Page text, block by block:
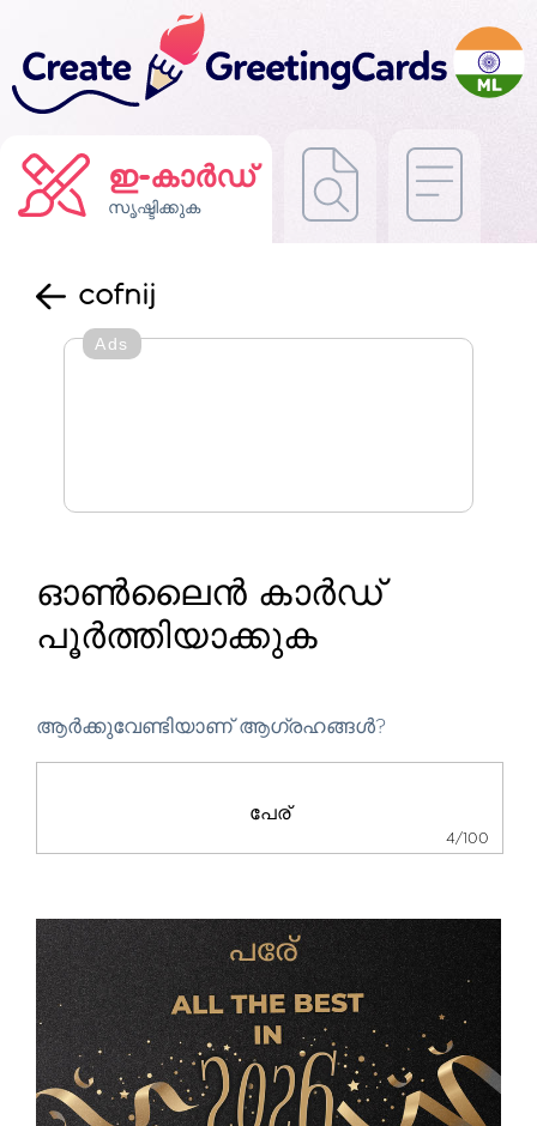
ഇ-കാർഡ്
സൃഷ്ടിക്കുക
cofnij
Ads
ഓൺലൈൻ കാർഡ്
പൂർത്തിയാക്കുക
ആർക്കുവേണ്ടിയാണ് ആഗ്രഹങ്ങൾ?
4/100